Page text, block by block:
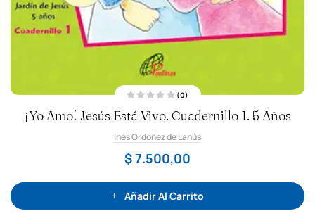
a
l
r
a
d
o
n
0
d
(0)
¡Yo Amo! Jesús Está Vivo. Cuadernillo 1. 5 Años
Inés Ordoñez de Lanús
$7.500,00
Añadir Al Carrito